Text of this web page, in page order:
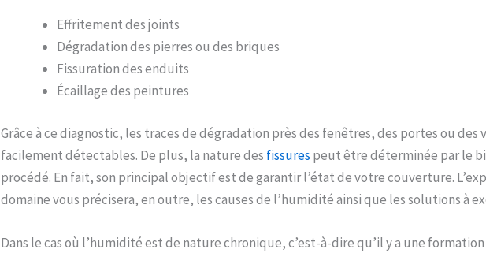
Effritement des joints
Dégradation des pierres ou des briques
Fissuration des enduits
Écaillage des peintures
Grâce à ce diagnostic, les traces de dégradation près des fenêtres, des portes ou des
facilement détectables. De plus, la nature des fissures peut être déterminée par le
procédé. En fait, son principal objectif est de garantir l’état de votre couverture.
domaine vous précisera, en outre, les causes de l’humidité ainsi que les solutions à
Dans le cas où l’humidité est de nature chronique, c’est-à-dire qu’il y a une